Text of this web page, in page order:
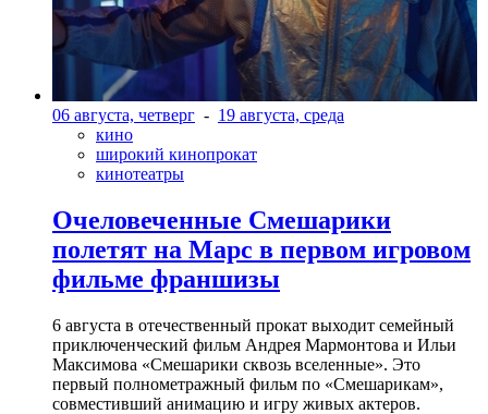
06 августа, четверг - 19 августа, среда
кино
широкий кинопрокат
кинотеатры
Очеловеченные Смешарики
полетят на Марс в первом игровом
фильме франшизы
6 августа в отечественный прокат выходит семейный
приключенческий фильм Андрея Мармонтова и Ильи
Максимова «Смешарики сквозь вселенные». Это
первый полнометражный фильм по «Смешарикам»,
совместивший анимацию и игру живых актеров.